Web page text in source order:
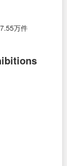
万件